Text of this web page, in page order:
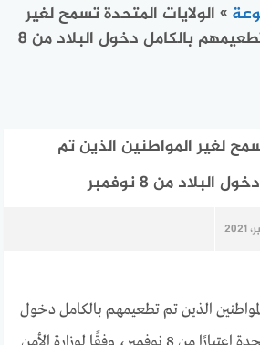
» الولايات المتحدة تسمح لغير
المواطنين الذين تم تطعيمهم بالكامل دخول البلاد من 8
لغير المواطنين الذين تم
من 8 نوفمبر
الذين تم تطعيمهم بالكامل دخول